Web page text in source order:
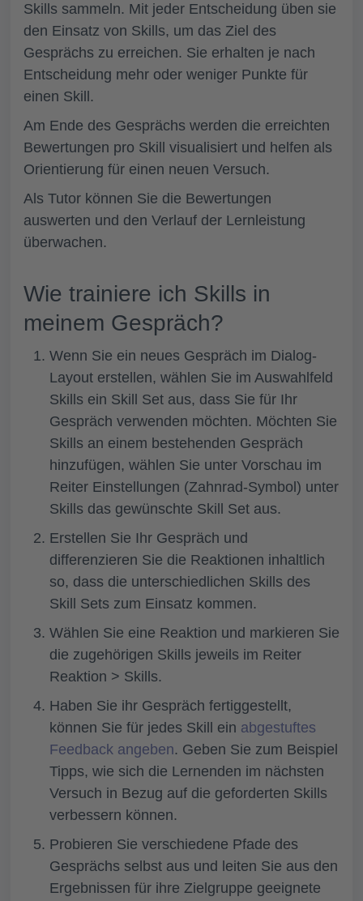
Skills sammeln. Mit jeder Entscheidung üben sie
den Einsatz von Skills, um das Ziel des
Gesprächs zu erreichen. Sie erhalten je nach
Entscheidung mehr oder weniger Punkte für
einen Skill.
Am Ende des Gesprächs werden die erreichten
Bewertungen pro Skill visualisiert und helfen als
Orientierung für einen neuen Versuch.
Als Tutor können Sie die Bewertungen
auswerten und den Verlauf der Lernleistung
überwachen.
Wie trainiere ich Skills in
meinem Gespräch?
Wenn Sie ein neues Gespräch im Dialog-
Layout erstellen, wählen Sie im Auswahlfeld
Skills ein Skill Set aus, dass Sie für Ihr
Gespräch verwenden möchten. Möchten Sie
Skills an einem bestehenden Gespräch
hinzufügen, wählen Sie unter Vorschau im
Reiter Einstellungen (Zahnrad-Symbol) unter
Skills das gewünschte Skill Set aus.
Erstellen Sie Ihr Gespräch und
differenzieren Sie die Reaktionen inhaltlich
so, dass die unterschiedlichen Skills des
Skill Sets zum Einsatz kommen.
Wählen Sie eine Reaktion und markieren Sie
die zugehörigen Skills jeweils im Reiter
Reaktion > Skills.
Haben Sie ihr Gespräch fertiggestellt,
können Sie für jedes Skill ein abgestuftes
Feedback angeben. Geben Sie zum Beispiel
Tipps, wie sich die Lernenden im nächsten
Versuch in Bezug auf die geforderten Skills
verbessern können.
Probieren Sie verschiedene Pfade des
Gesprächs selbst aus und leiten Sie aus den
Ergebnissen für ihre Zielgruppe geeignete